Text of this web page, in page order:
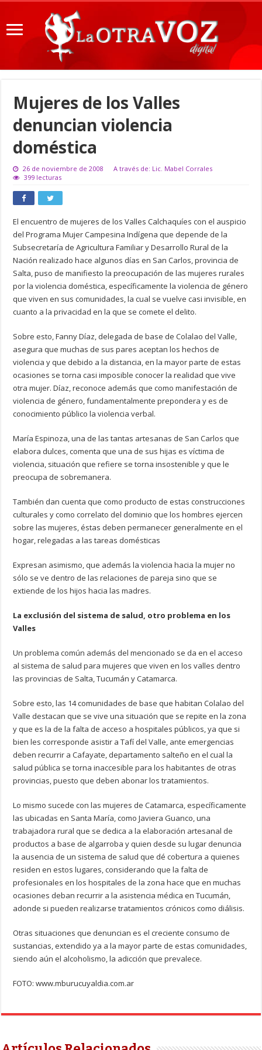
Mujeres de los Valles
denuncian violencia
doméstica
26 de noviembre de 2008
A través de: Lic. Mabel Corrales
399 lecturas
El encuentro de mujeres de los Valles Calchaquíes con el auspicio
del Programa Mujer Campesina Indígena que depende de la
Subsecretaría de Agricultura Familiar y Desarrollo Rural de la
Nación realizado hace algunos días en San Carlos, provincia de
Salta, puso de manifiesto la preocupación de las mujeres rurales
por la violencia doméstica, específicamente la violencia de género
que viven en sus comunidades, la cual se vuelve casi invisible, en
cuanto a la privacidad en la que se comete el delito.
Sobre esto, Fanny Díaz, delegada de base de Colalao del Valle,
asegura que muchas de sus pares aceptan los hechos de
violencia y que debido a la distancia, en la mayor parte de estas
ocasiones se torna casi imposible conocer la realidad que vive
otra mujer. Díaz, reconoce además que como manifestación de
violencia de género, fundamentalmente prepondera y es de
conocimiento público la violencia verbal.
María Espinoza, una de las tantas artesanas de San Carlos que
elabora dulces, comenta que una de sus hijas es víctima de
violencia, situación que refiere se torna insostenible y que le
preocupa de sobremanera.
También dan cuenta que como producto de estas construcciones
culturales y como correlato del dominio que los hombres ejercen
sobre las mujeres, éstas deben permanecer generalmente en el
hogar, relegadas a las tareas domésticas
Expresan asimismo, que además la violencia hacia la mujer no
sólo se ve dentro de las relaciones de pareja sino que se
extiende de los hijos hacia las madres.
La exclusión del sistema de salud, otro problema en los
Valles
Un problema común además del mencionado se da en el acceso
al sistema de salud para mujeres que viven en los valles dentro
las provincias de Salta, Tucumán y Catamarca.
Sobre esto, las 14 comunidades de base que habitan Colalao del
Valle destacan que se vive una situación que se repite en la zona
y que es la de la falta de acceso a hospitales públicos, ya que si
bien les corresponde asistir a Tafí del Valle, ante emergencias
deben recurrir a Cafayate, departamento salteño en el cual la
salud pública se torna inaccesible para los habitantes de otras
provincias, puesto que deben abonar los tratamientos.
Lo mismo sucede con las mujeres de Catamarca, específicamente
las ubicadas en Santa María, como Javiera Guanco, una
trabajadora rural que se dedica a la elaboración artesanal de
productos a base de algarroba y quien desde su lugar denuncia
la ausencia de un sistema de salud que dé cobertura a quienes
residen en estos lugares, considerando que la falta de
profesionales en los hospitales de la zona hace que en muchas
ocasiones deban recurrir a la asistencia médica en Tucumán,
adonde si pueden realizarse tratamientos crónicos como diálisis.
Otras situaciones que denuncian es el creciente consumo de
sustancias, extendido ya a la mayor parte de estas comunidades,
siendo aún el alcoholismo, la adicción que prevalece.
FOTO: www.mburucuyaldia.com.ar